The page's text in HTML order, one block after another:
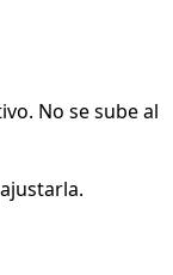
No se sube al